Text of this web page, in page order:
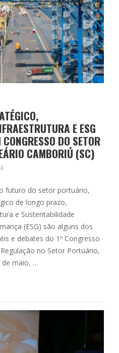
E ESG
DO SETOR
CAMBORIÚ (SC)
futuro do setor portuário,
de longo prazo,
e Sustentabilidade
(ESG) são alguns dos
e debates do 1º Congresso
no Setor Portuário,
de maio, …